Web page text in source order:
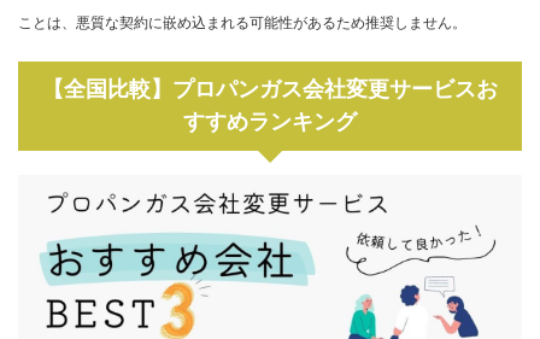
ことは、悪質な契約に嵌め込まれる可能性があるため推奨しません。
【全国比較】プロパンガス会社変更サービスお
すすめランキング